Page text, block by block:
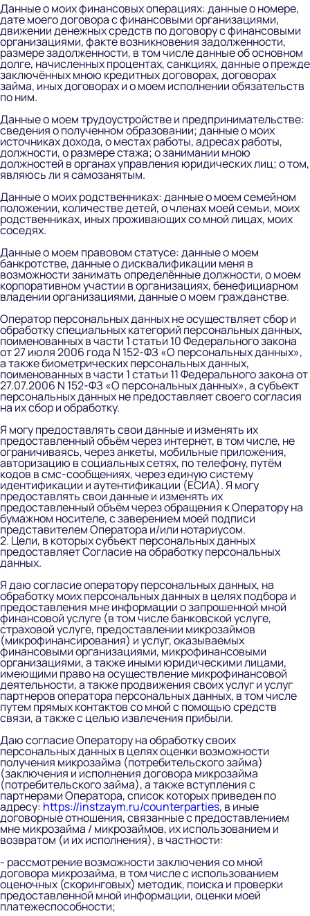
Данные о моих финансовых операциях:данные о номере,
дате моего договора с финансовыми организациями,
движении денежных средств по договору с финансовыми
организациями, факте возникновения задолженности,
размере задолженности, в том числе данные об основном
долге, начисленных процентах, санкциях, данные о прежде
заключённых мною кредитных договорах, договорах
займа, иных договорах и о моем исполнении обязательств
по ним.
Данные о моем трудоустройстве и предпринимательстве:
сведения о полученном образовании; данные о моих
источниках дохода, о местах работы, адресах работы,
должности, о размере стажа; о занимании мною
должностей в органах управления юридических лиц; о том,
являюсь ли я самозанятым.
Данные о моих родственниках:данные о моем семейном
положении, количестве детей, о членах моей семьи, моих
родственниках, иных проживающих со мной лицах, моих
соседях.
Данные о моем правовом статусе:данные о моем
банкротстве, данные о дисквалификации меня в
возможности занимать определённые должности, о моем
корпоративном участии в организациях, бенефициарном
владении организациями, данные о моем гражданстве.
Оператор персональных данных не осуществляет сбор и
обработку специальных категорий персональных данных,
поименованных в части 1 статьи 10 Федерального закона
от 27 июля 2006 года N 152-ФЗ «О персональных данных»,
а также биометрических персональных данных,
поименованных в части 1 статьи 11 Федерального закона от
27.07.2006 N 152-ФЗ «О персональных данных», а субъект
персональных данных не предоставляет своего согласия
на их сбор и обработку.
Я могу предоставлять свои данные и изменять их
предоставленный объём через интернет, в том числе, не
ограничиваясь, через анкеты, мобильные приложения,
авторизацию в социальных сетях, по телефону, путём
кодов в смс-сообщениях, через единую систему
идентификации и аутентификации (ЕСИА). Я могу
предоставлять свои данные и изменять их
предоставленный объём через обращения к Оператору на
бумажном носителе, с заверением моей подписи
представителем Оператора и/или нотариусом.
2. Цели, в которых субъект персональных данных
предоставляет Согласие на обработку персональных
данных.
Я даю согласие оператору персональных данных, на
обработку моих персональных данных в целях подбора и
предоставления мне информации о запрошенной мной
финансовой услуге (в том числе банковской услуге,
страховой услуге, предоставлении микрозаймов
(микрофинансирования) и услуг, оказываемых
финансовыми организациями, микрофинансовыми
организациями, а также иными юридическими лицами,
имеющими право на осуществление микрофинансовой
деятельности, а также продвижения своих услуг и услуг
партнеров оператора персональных данных, в том числе
путем прямых контактов со мной с помощью средств
связи, а также с целью извлечения прибыли.
Даю согласие Оператору на обработку своих
персональных данных в целях оценки возможности
получения микрозайма (потребительского займа)
(заключения и исполнения договора микрозайма
(потребительского займа), а также вступления с
партнерами Оператора, список которых приведен по
адресу: https://instzaym.ru/counterparties, в иные
договорные отношения, связанные с предоставлением
мне микрозайма / микрозаймов, их использованием и
возвратом (и их исполнения), в частности:
- рассмотрение возможности заключения со мной
договора микрозайма, в том числе с использованием
оценочных (скоринговых) методик, поиска и проверки
предоставленной мной информации, оценки моей
платежеспособности;